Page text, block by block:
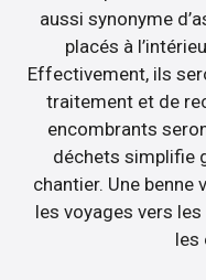
aussi synonyme
placés à
Effectivement, ils
traitement et de
encombrants
déchets simplifie
chantier. Une benne
les voyages vers
les